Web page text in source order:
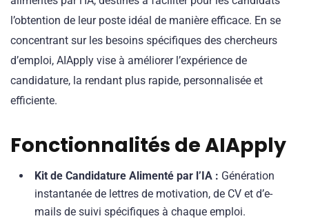
l’obtention de leur poste idéal de manière efficace. En se
concentrant sur les besoins spécifiques des chercheurs
d’emploi, AIApply vise à améliorer l’expérience de
candidature, la rendant plus rapide, personnalisée et
efficiente.
Fonctionnalités de AIApply
Kit de Candidature Alimenté par l’IA : Génération
instantanée de lettres de motivation, de CV et d’e-
mails de suivi spécifiques à chaque emploi.